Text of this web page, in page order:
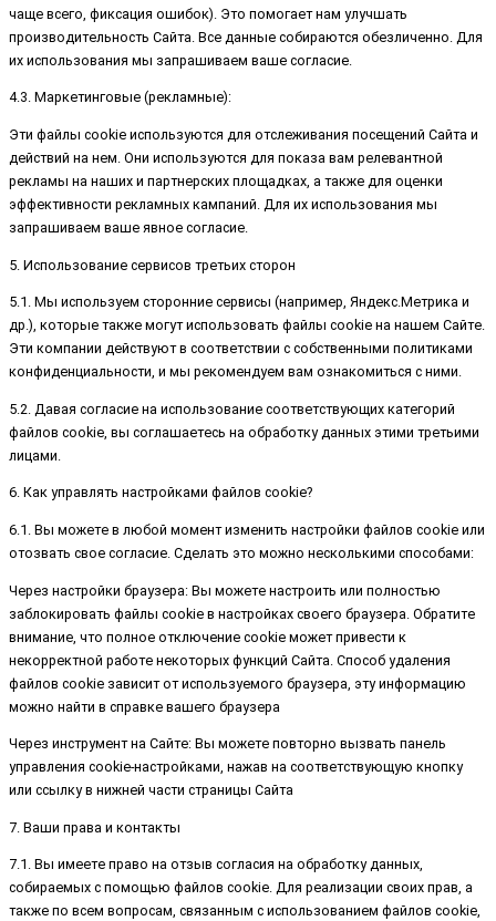
чаще всего, фиксация ошибок). Это помогает нам улучшать
производительность Сайта. Все данные собираются обезличенно. Для
их использования мы запрашиваем ваше согласие.
4.3. Маркетинговые (рекламные):
Эти файлы cookie используются для отслеживания посещений Сайта и
действий на нем. Они используются для показа вам релевантной
рекламы на наших и партнерских площадках, а также для оценки
эффективности рекламных кампаний. Для их использования мы
запрашиваем ваше явное согласие.
5. Использование сервисов третьих сторон
5.1. Мы используем сторонние сервисы (например, Яндекс.Метрика и
др.), которые также могут использовать файлы cookie на нашем Сайте.
Эти компании действуют в соответствии с собственными политиками
конфиденциальности, и мы рекомендуем вам ознакомиться с ними.
5.2. Давая согласие на использование соответствующих категорий
файлов cookie, вы соглашаетесь на обработку данных этими третьими
лицами.
6. Как управлять настройками файлов cookie?
6.1. Вы можете в любой момент изменить настройки файлов cookie или
отозвать свое согласие. Сделать это можно несколькими способами:
Через настройки браузера: Вы можете настроить или полностью
заблокировать файлы cookie в настройках своего браузера. Обратите
внимание, что полное отключение cookie может привести к
некорректной работе некоторых функций Сайта. Способ удаления
файлов cookie зависит от используемого браузера, эту информацию
можно найти в справке вашего браузера
Через инструмент на Сайте: Вы можете повторно вызвать панель
управления cookie-настройками, нажав на соответствующую кнопку
или ссылку в нижней части страницы Сайта
7. Ваши права и контакты
7.1. Вы имеете право на отзыв согласия на обработку данных,
собираемых с помощью файлов cookie. Для реализации своих прав, а
также по всем вопросам, связанным с использованием файлов cookie,